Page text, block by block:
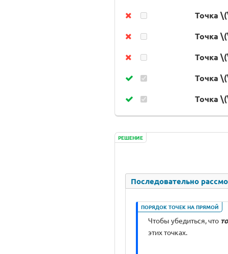
Точка
Точка
Точка
Точка
Точка
РЕШЕНИЕ
Последовательно
ПОРЯДОК ТОЧЕК НА ПРЯМОЙ
Чтобы убедиться, что
этих точках.